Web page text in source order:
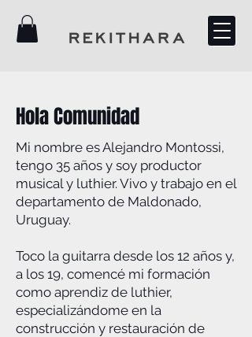
Hola Comunidad
Mi nombre es Alejandro Montossi,
tengo 35 años y soy productor
musical y luthier. Vivo y trabajo en el
departamento de Maldonado,
Uruguay.
Toco la guitarra desde los 12 años y,
a los 19, comencé mi formación
como aprendiz de luthier,
especializándome en la
construcción y restauración de